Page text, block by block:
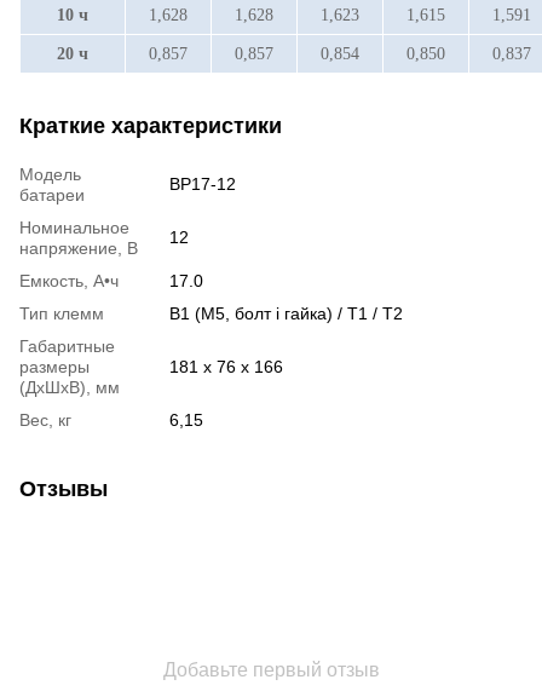
10 ч 1,628 1,628 1,623 1,615 1,591
20 ч 0,857 0,857 0,854 0,850 0,837
Краткие характеристики
Модель
батареи
BP17-12
Номинальное
напряжение, В
12
Емкость, А•ч
17.0
Тип клемм
B1 (М5, болт і гайка) / Т1 / Т2
Габаритные
размеры
(ДхШхВ), мм
181 х 76 х 166
Вес, кг 6,15
Отзывы
Добавьте первый отзыв